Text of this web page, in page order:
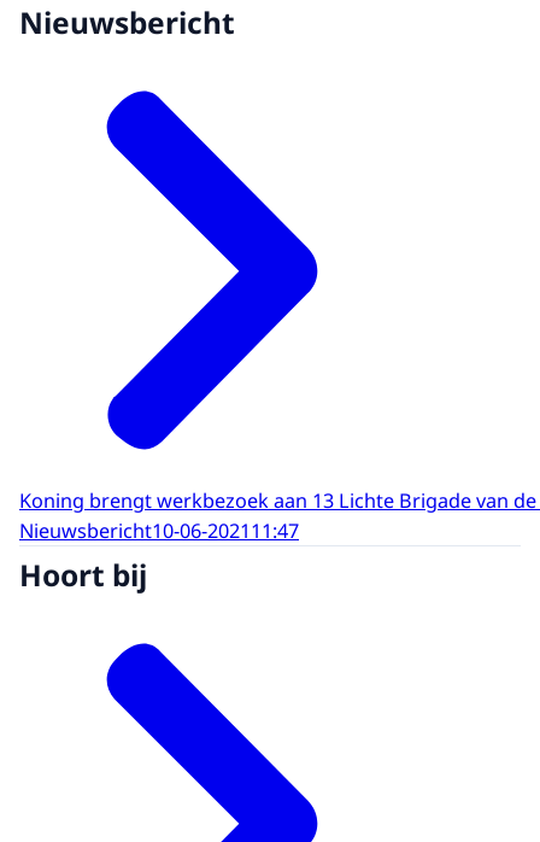
Nieuwsbericht
Koning brengt werkbezoek aan 13 Lichte Brigade van
Nieuwsbericht10-06-202111:47
Hoort bij